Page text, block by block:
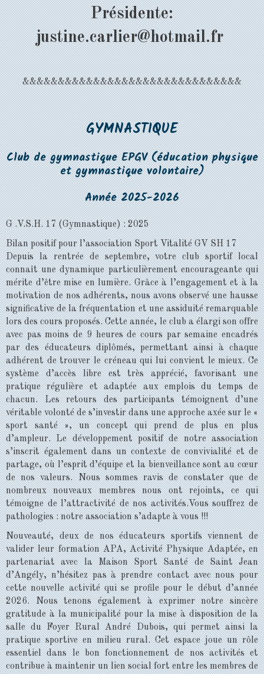
Présidente:
justine.carlier@hotmail.fr
&&&&&&&&&&&&&&&&&&&&&&&&&&&&&&&
GYMNASTIQUE
Club de gymnastique EPGV (éducation physique
et gymnastique volontaire)
Année 2025-2026
G .V.S.H. 17 (Gymnastique) : 2025
Bilan positif pour l’association Sport Vitalité GV SH 17
Depuis la rentrée de septembre, votre club sportif local
connaît une dynamique particulièrement encourageante qui
mérite d’être mise en lumière. Grâce à l’engagement et à la
motivation de nos adhérents, nous avons observé une hausse
significative de la fréquentation et une assiduité remarquable
lors des cours proposés. Cette année, le club a élargi son offre
avec pas moins de 9 heures de cours par semaine encadrés
par des éducateurs diplômés, permettant ainsi à chaque
adhérent de trouver le créneau qui lui convient le mieux. Ce
système d’accès libre est très apprécié, favorisant une
pratique régulière et adaptée aux emplois du temps de
chacun. Les retours des participants témoignent d’une
véritable volonté de s’investir dans une approche axée sur le «
sport santé », un concept qui prend de plus en plus
d’ampleur. Le développement positif de notre association
s’inscrit également dans un contexte de convivialité et de
partage, où l’esprit d’équipe et la bienveillance sont au cœur
de nos valeurs. Nous sommes ravis de constater que de
nombreux nouveaux membres nous ont rejoints, ce qui
témoigne de l’attractivité de nos activités.Vous souffrez de
pathologies : notre association s’adapte à vous !!!
Nouveauté, deux de nos éducateurs sportifs viennent de
valider leur formation APA, Activité Physique Adaptée, en
partenariat avec la Maison Sport Santé de Saint Jean
d’Angély, n’hésitez pas à prendre contact avec nous pour
cette nouvelle activité qui se profile pour le début d’année
2026. Nous tenons également à exprimer notre sincère
gratitude à la municipalité pour la mise à disposition de la
salle du Foyer Rural André Dubois, qui permet ainsi la
pratique sportive en milieu rural. Cet espace joue un rôle
essentiel dans le bon fonctionnement de nos activités et
contribue à maintenir un lien social fort entre les membres de